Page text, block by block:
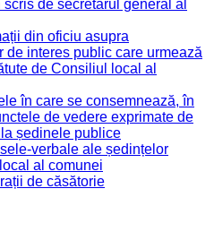
de secretarul general al
din oficiu asupra
de interes public care urmează
de Consiliul local al
în care se consemnează, în
de vedere exprimate de
ședinele publice
verbale ale ședințelor
al comunei
de căsătorie